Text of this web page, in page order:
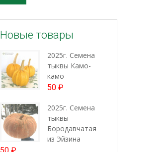
Новые товары
2025г. Семена
тыквы Камо-
камо
50 ₽
2025г. Семена
тыквы
Бородавчатая
из Эйзина